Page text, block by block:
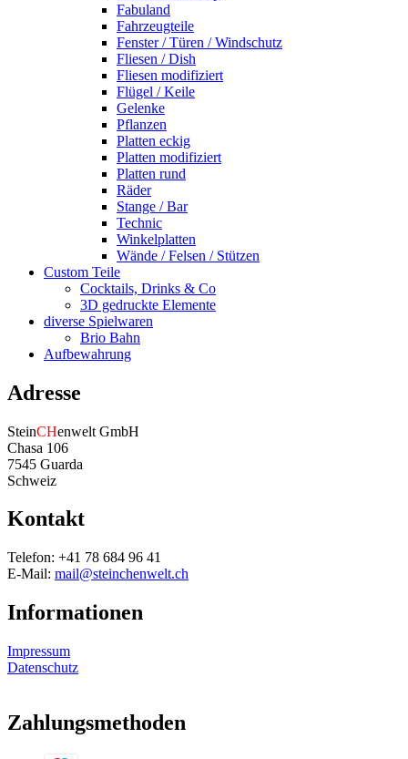
Fabuland
Fahrzeugteile
Fenster / Türen / Windschutz
Fliesen / Dish
Fliesen modifiziert
Flügel / Keile
Gelenke
Pflanzen
Platten eckig
Platten modifiziert
Platten rund
Räder
Stange / Bar
Technic
Winkelplatten
Wände / Felsen / Stützen
Custom Teile
Cocktails, Drinks & Co
3D gedruckte Elemente
diverse Spielwaren
Brio Bahn
Aufbewahrung
Adresse
SteinCHenwelt GmbH
Chasa 106
7545 Guarda
Schweiz
Kontakt
Telefon: +41 78 684 96 41
E-Mail: mail@steinchenwelt.ch
Informationen
Impressum
Datenschutz
Zahlungsmethoden